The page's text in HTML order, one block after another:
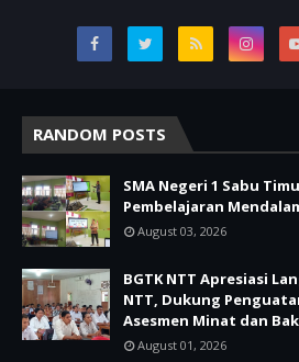
RANDOM POSTS
SMA Negeri 1 Sabu
Pembelajaran
August 03, 2026
BGTK NTT Apresiasi
NTT, Dukung
Asesmen Minat dan
August 01, 2026